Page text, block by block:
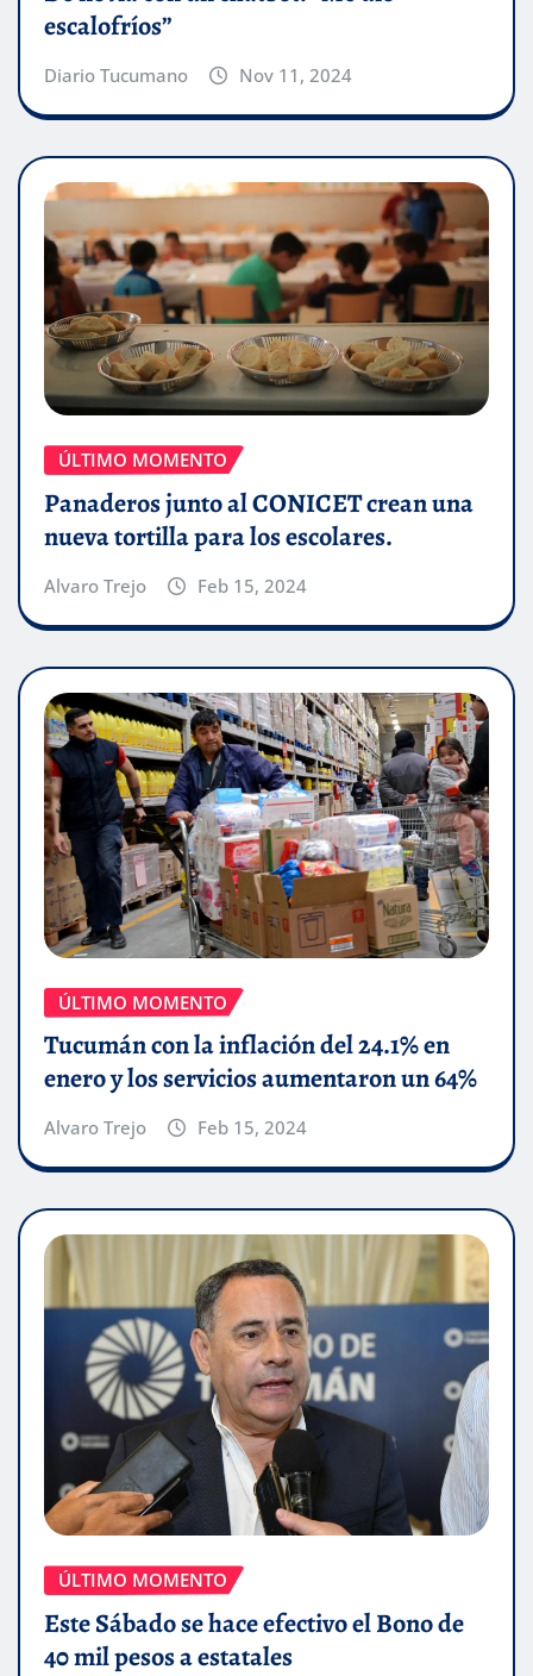
escalofríos”
Diario Tucumano Nov 11, 2024
ÚLTIMO MOMENTO
Panaderos junto al CONICET crean una
nueva tortilla para los escolares.
Alvaro Trejo Feb 15, 2024
ÚLTIMO MOMENTO
Tucumán con la inflación del 24.1% en
enero y los servicios aumentaron un 64%
Alvaro Trejo Feb 15, 2024
ÚLTIMO MOMENTO
Este Sábado se hace efectivo el Bono de
40 mil pesos a estatales